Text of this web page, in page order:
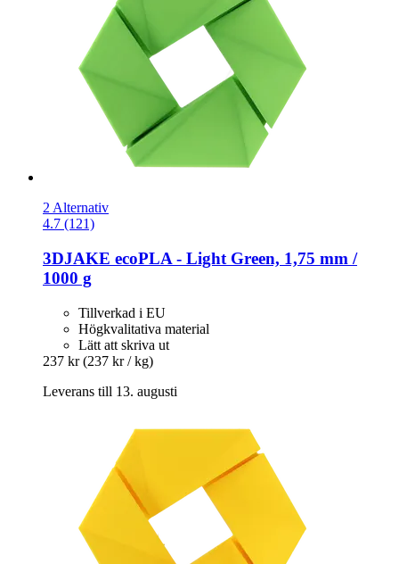
2 Alternativ
4.7 (121)
3DJAKE ecoPLA -​ Light Green, 1,75 mm /
1000 g
Tillverkad i EU
Högkvalitativa material
Lätt att skriva ut
237 kr (237 kr / kg)
Leverans till 13. augusti